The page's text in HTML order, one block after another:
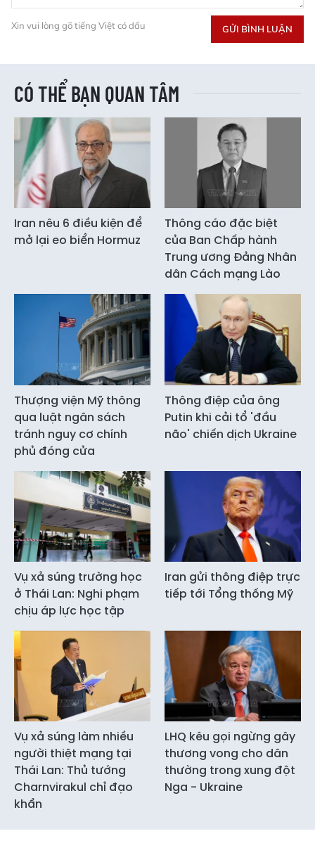
Xin vui lòng gõ tiếng Việt có dấu GỬI BÌNH LUẬN
CÓ THỂ BẠN QUAN TÂM
Iran nêu 6 điều kiện để
mở lại eo biển Hormuz
Thông cáo đặc biệt
của Ban Chấp hành
Trung ương Đảng Nhân
dân Cách mạng Lào
Thượng viện Mỹ thông
qua luật ngân sách
tránh nguy cơ chính
phủ đóng cửa
Thông điệp của ông
Putin khi cải tổ 'đầu
não' chiến dịch Ukraine
Vụ xả súng trường học
ở Thái Lan: Nghi phạm
chịu áp lực học tập
Iran gửi thông điệp trực
tiếp tới Tổng thống Mỹ
Vụ xả súng làm nhiều
người thiệt mạng tại
Thái Lan: Thủ tướng
Charnvirakul chỉ đạo
khẩn
LHQ kêu gọi ngừng gây
thương vong cho dân
thường trong xung đột
Nga - Ukraine